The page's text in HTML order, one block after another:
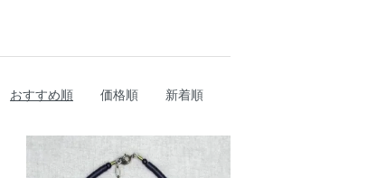
おすすめ順 価格順 新着順